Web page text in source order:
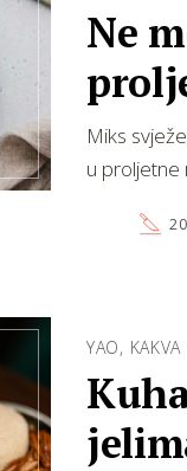
Ne
Miks
u proljetne
YAO, KAKVA